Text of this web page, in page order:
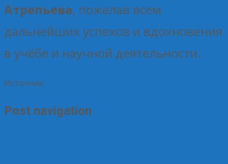
Атрепьева, пожелав всем
дальнейших успехов и вдохновения
в учёбе и научной деятельности.
Источник: .
Post navigation